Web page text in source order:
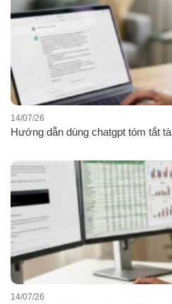
Hướng dẫn dùng chatgpt tóm tắt
14/07/26
14/07/26